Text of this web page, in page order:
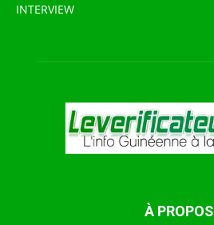
INTERVIEW
À PROPOS